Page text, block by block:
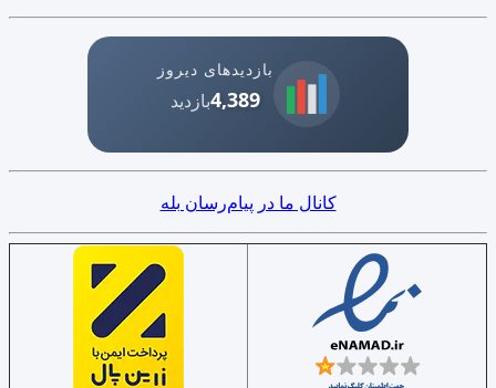
بازدیدهای دیروز
4,389بازدید
کانال ما در پیام‌رسان بله